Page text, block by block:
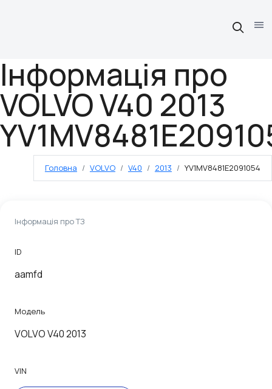
Інформація про
VOLVO V40 2013
Головна VOLVO V40 2013 YV1MV8481E2091054
Інформація про ТЗ
ID
aamfd
Модель
VOLVO V40 2013
VIN